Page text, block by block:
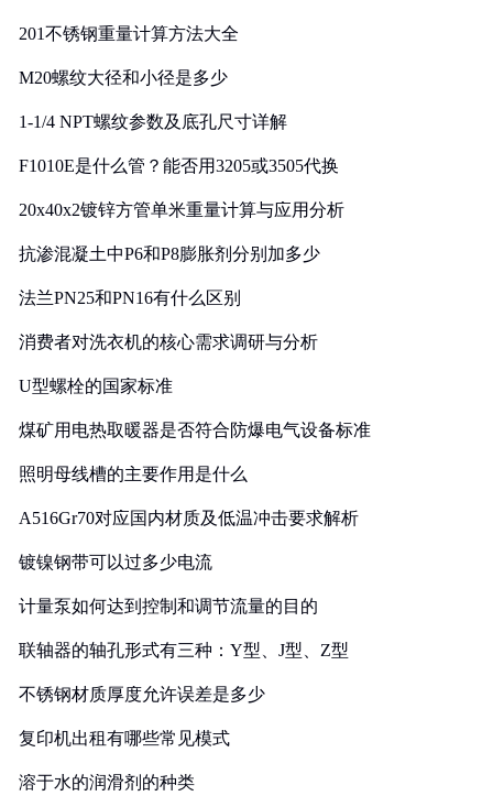
201不锈钢重量计算方法大全
M20螺纹大径和小径是多少
1-1/4 NPT螺纹参数及底孔尺寸详解
F1010E是什么管？能否用3205或3505代换
20x40x2镀锌方管单米重量计算与应用分析
抗渗混凝土中P6和P8膨胀剂分别加多少
法兰PN25和PN16有什么区别
消费者对洗衣机的核心需求调研与分析
U型螺栓的国家标准
煤矿用电热取暖器是否符合防爆电气设备标准
照明母线槽的主要作用是什么
A516Gr70对应国内材质及低温冲击要求解析
镀镍钢带可以过多少电流
计量泵如何达到控制和调节流量的目的
联轴器的轴孔形式有三种：Y型、J型、Z型
不锈钢材质厚度允许误差是多少
复印机出租有哪些常见模式
溶于水的润滑剂的种类